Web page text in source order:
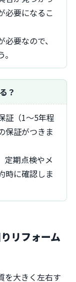
必要になるこ
必要なので、
？
保証がつきま
定期点検やメ
時に確認しま
リフォーム
を大きく左右す